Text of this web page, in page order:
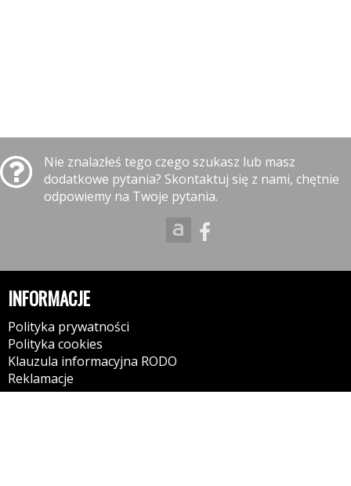
Nie znalazłeś tego czego szukasz lub masz
dodatkowe pytania? Skontaktuj się z nami, chętnie
odpowiemy na Twoje pytania.
INFORMACJE
Polityka prywatności
Polityka cookies
Klauzula informacyjna RODO
Reklamacje